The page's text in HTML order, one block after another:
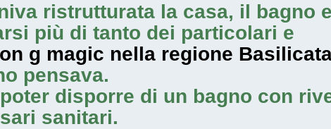
ristrutturata la casa, il bagno
più di tanto dei particolari e
g magic nella regione
pensava.
disporre di un bagno con
sanitari.